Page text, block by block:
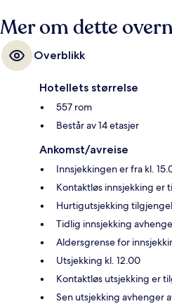
Mer om dette
Overblikk
Hotellets størrelse
557 rom
Består av 14 etasjer
Ankomst/avreise
Innsjekkingen er fra kl.
Kontaktløs innsjekking er
Hurtigutsjekking
Tidlig innsjekking
Aldersgrense for
Utsjekking kl. 12.00
Kontaktløs utsjekking er
Sen utsjekking avhenger